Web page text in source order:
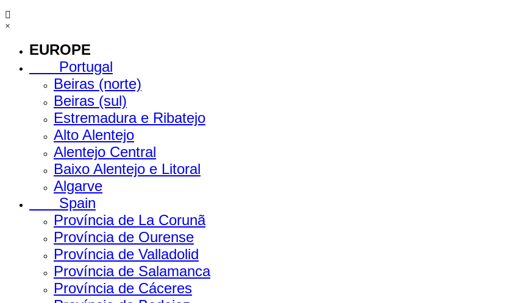
×
EUROPE
Portugal
Beiras (norte)
Beiras (sul)
Estremadura e Ribatejo
Alto Alentejo
Alentejo Central
Baixo Alentejo e Litoral
Algarve
Spain
Província de La Corunã
Província de Ourense
Província de Valladolid
Província de Salamanca
Província de Cáceres